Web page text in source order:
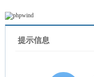
提示信息